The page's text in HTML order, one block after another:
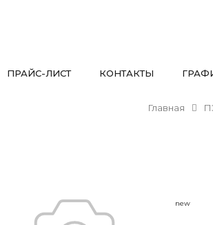
ПРАЙС-ЛИСТ КОНТАКТЫ
Главная
new